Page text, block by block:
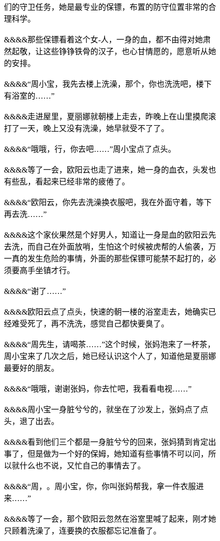
们的守卫任务，她是最专业的保镖，布置的防守位置非常的合
理科学。
&&&&那些保镖看着这个女-人，一身的血，都不由得对她肃
然起敬，让这些铮铮铁骨的汉子，也心甘情愿的，愿意听从她
的安排。
&&&&“周小宝，我先去楼上洗澡，那个，你也洗洗吧，楼下
有浴室的……”
&&&&走进屋里，夏丽娜就朝楼上走去，昨晚上在山里摸爬滚
打了一天，晚上又没有洗澡，她早就受不了了。
&&&&“哦哦，行，你去吧……”周小宝点了点头。
&&&&等了一会，欧阳云也走了进来，她一身的血衣，头发也
有些乱，看起来已经非常的疲倦了。
&&&&“欧阳云，你先去洗澡换衣服吧，我在外面守着，等下
再去洗……”
&&&&这个家伙果然是个好男人，知道让一身是血的欧阳云先
去洗，而自己在外面放哨，生怕这个时候被虎帮的人偷袭，万
一真的发生危险的事情，外面的那些保镖可能禁不起打的，必
须要高手坐镇才行。
&&&&“谢了……”
&&&&欧阳云点了点头，快速的朝一楼的浴室走去，她确实已
经难受死了，再不洗洗，感觉自己都快要臭了。
&&&&“周先生，请喝茶……”这个时候，张妈泡来了一杯茶，
周小宝来了几次之后，她已经认识这个人了，知道他是夏丽娜
最要好的朋友。
&&&&“哦哦，谢谢张妈，你去忙吧，我看看电视……”
&&&&周小宝一身脏兮兮的，就坐在了沙发上，张妈点了点
头，退了出去。
&&&&看到他们三个都是一身脏兮兮的回来，张妈猜到肯定出
事了，但是做为一个好的保姆，她知道有些事情不可以问，所
以就什么也不说，又忙自己的事情去了。
&&&&“周，。周小宝，你，你叫张妈帮我，拿一件衣服进
来……”
&&&&等了一会，那个欧阳云忽然在浴室里喊了起来，刚才她
只顾着洗澡了，连要换的衣服都忘记准备了。